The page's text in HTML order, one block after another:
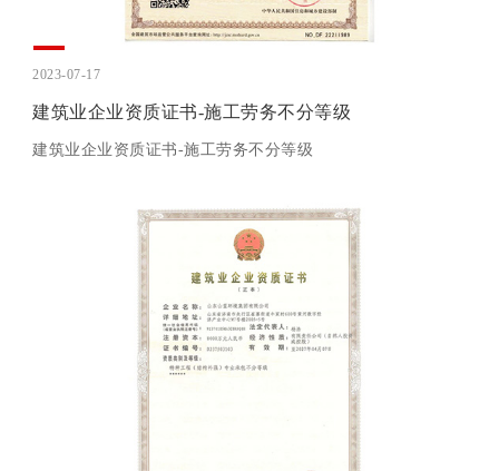
2023-07-17
建筑业企业资质证书-施工劳务不分等级
建筑业企业资质证书-施工劳务不分等级